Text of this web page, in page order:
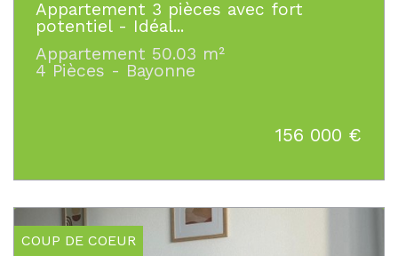
Appartement 3 pièces avec fort
potentiel - Idéal...
Appartement 50.03 m²
4 Pièces - Bayonne
156 000 €
COUP DE COEUR